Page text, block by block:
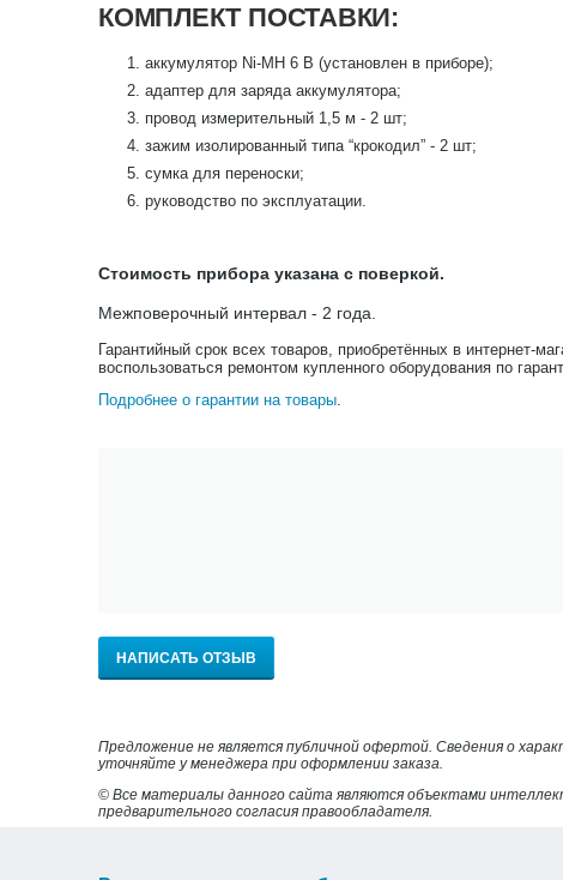
КОМПЛЕКТ ПОСТАВКИ:
аккумулятор Ni-MH 6 В (установлен в приборе);
адаптер для заряда аккумулятора;
провод измерительный 1,5 м - 2 шт;
зажим изолированный типа “крокодил” - 2 шт;
сумка для переноски;
руководство по эксплуатации.
Стоимость прибора указана с поверкой.
Межповерочный интервал - 2 года.
Гарантийный срок всех товаров, приобретённых в интернет-
воспользоваться ремонтом купленного оборудования по
Подробнее о гарантии на товары.
НАПИСАТЬ ОТЗЫВ
Предложение не является публичной офертой. Сведения о
уточняйте у менеджера при оформлении заказа.
© Все материалы данного сайта являются объектами
предварительного согласия правообладателя.